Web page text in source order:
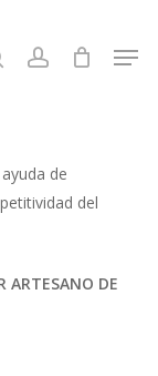
search account
de
del
ARTESANO DE
Close